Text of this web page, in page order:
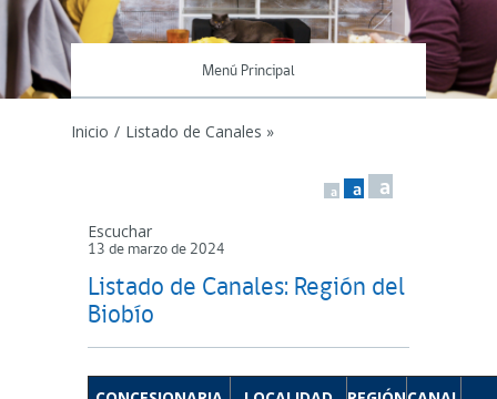
Menú Principal
Inicio / Listado de Canales »
a a a
Escuchar
13 de marzo de 2024
Listado de Canales: Región del
Biobío